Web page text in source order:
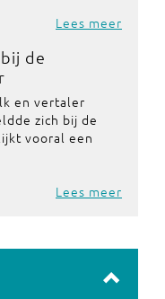
Lees meer
de
en vertaler
zich bij de
vooral een
Lees meer